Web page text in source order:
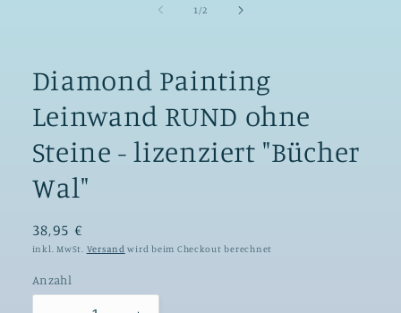
1 /von
2
Diamond Painting
Leinwand RUND ohne
Steine - lizenziert "Bücher
Wal"
38,95 €
inkl. MwSt. Versand wird beim Checkout berechnet
Anzahl